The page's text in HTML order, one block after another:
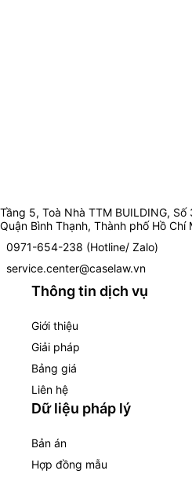
Tầng 5, Toà Nhà TTM BUILDING,
Quận Bình Thạnh, Thành phố Hồ Chí
0971-654-238 (Hotline/ Zalo)
service.center@caselaw.vn
Thông tin dịch vụ
Giới thiệu
Giải pháp
Bảng giá
Liên hệ
Dữ liệu pháp lý
Bản án
Hợp đồng mẫu